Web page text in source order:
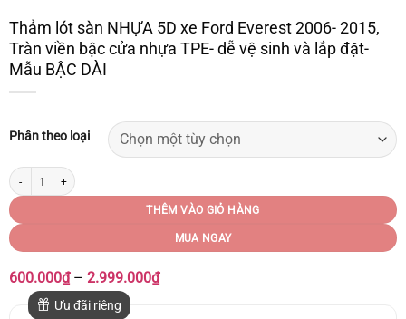
Thảm lót sàn NHỰA 5D xe Ford Everest 2006- 2015,
Tràn viền bậc cửa nhựa TPE- dễ vệ sinh và lắp đặt-
Mẫu BẬC DÀI
Phân theo loại
Thảm lót sàn NHỰA 5D xe Ford Everest 2006- 2015, Tràn viền bậc cửa nhựa
THÊM VÀO GIỎ HÀNG
MUA NGAY
600.000₫ – 2.999.000₫Khoảng
Ưu đãi riêng